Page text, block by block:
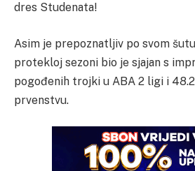
dres Studenata!
Asim je prepoznatljiv po svom
protekloj sezoni bio je sjajan s
pogođenih trojki u ABA 2 ligi i
prvenstvu.